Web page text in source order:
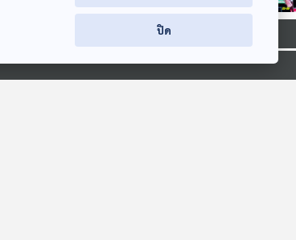
"
EP. 9: หัวใจ เพื่อชาติ
“จ.อ.อนุสรณ์ ไชย
ชำนาญ”
ไม่ได้ แต่เราเลือกที่จะ
เป็นได้ "ชนิดา ศรีนว
00:00:00
ปิด